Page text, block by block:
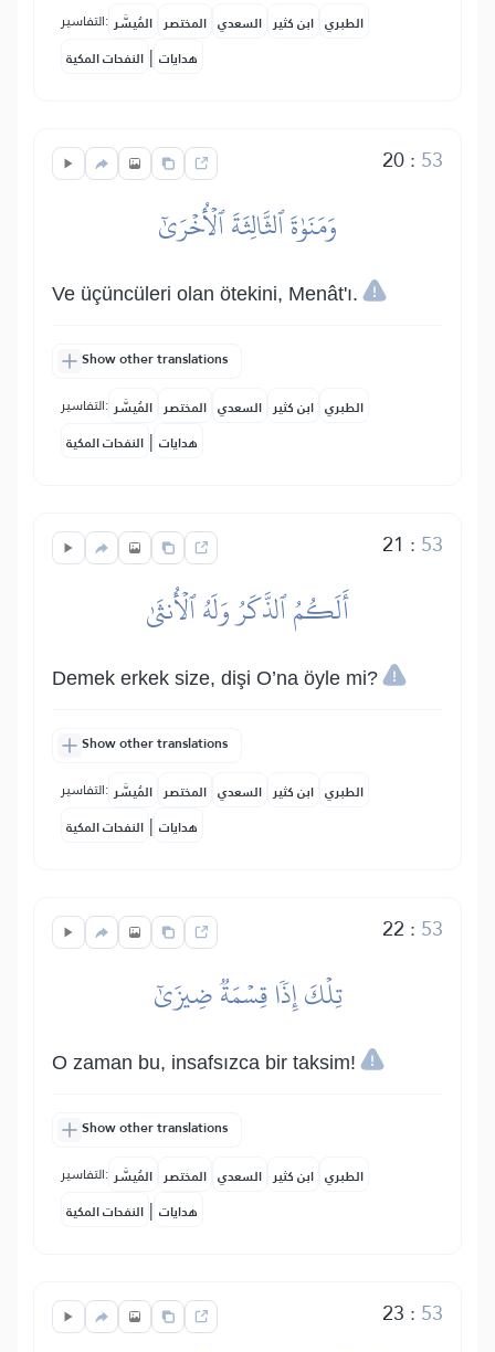
التفاسير: المُيسَّر المختصر السعدي ابن كثير الطبري
النفحات المكية | هدايات
20: 53
وَمَنَوٰةَ ٱلثَّالِثَةَ ٱلۡأُخۡرَىٰٓ
Ve üçüncüleri olan ötekini, Menât'ı.
Show other translations
التفاسير: المُيسَّر المختصر السعدي ابن كثير الطبري
النفحات المكية | هدايات
21 : 53
أَلَكُمُ ٱلذَّكَرُ وَلَهُ ٱلۡأُنثَىٰ
Demek erkek size, dişi O’na öyle mi?
Show other translations
التفاسير: المُيسَّر المختصر السعدي ابن كثير الطبري
النفحات المكية | هدايات
22 : 53
تِلۡكَ إِذٗا قِسۡمَةٞ ضِيزَىٰٓ
O zaman bu, insafsızca bir taksim!
Show other translations
التفاسير: المُيسَّر المختصر السعدي ابن كثير الطبري
النفحات المكية | هدايات
23 : 53